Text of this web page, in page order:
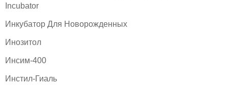
Incubator
Инкубатор Для Новорожденных
Инозитол
Инсим-400
Инстил-Гиаль